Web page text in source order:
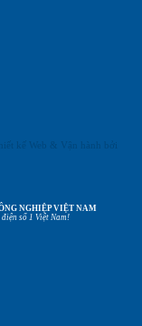
kế Web & Vận hành bởi
NGHIỆP VIỆT NAM
số 1 Việt Nam!